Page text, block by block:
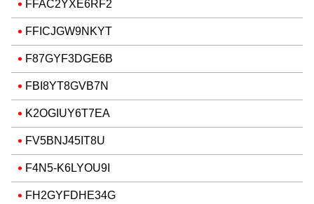
FFAC2YXE6RF2
FFICJGW9NKYT
F87GYF3DGE6B
FBI8YT8GVB7N
K2OGIUY6T7EA
FV5BNJ45IT8U
F4N5-K6LYOU9I
FH2GYFDHE34G